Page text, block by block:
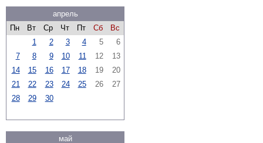
апрель
Пн
Вт Ср Чт Пт Сб
Вс
1
2 3 4 5
6
7
8 9 10 11 12
13
14
15 16 17 18 19
20
21
22 23 24 25 26
27
28
29 30
май